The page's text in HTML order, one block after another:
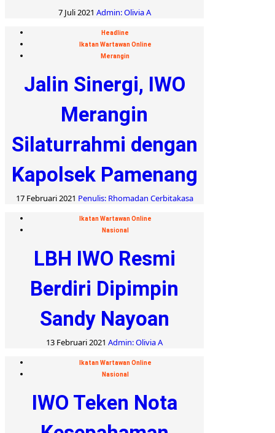
7 Juli 2021 Admin: Olivia A
Headline
Ikatan Wartawan Online
Merangin
Jalin Sinergi, IWO
Merangin
Silaturrahmi dengan
Kapolsek Pamenang
17 Februari 2021 Penulis: Rhomadan Cerbitakasa
Ikatan Wartawan Online
Nasional
LBH IWO Resmi
Berdiri Dipimpin
Sandy Nayoan
13 Februari 2021 Admin: Olivia A
Ikatan Wartawan Online
Nasional
IWO Teken Nota